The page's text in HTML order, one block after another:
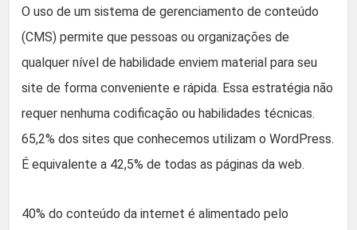
O uso de um sistema de gerenciamento de conteúdo
(CMS) permite que pessoas ou organizações de
qualquer nível de habilidade enviem material para seu
site de forma conveniente e rápida. Essa estratégia não
requer nenhuma codificação ou habilidades técnicas.
65,2% dos sites que conhecemos utilizam o WordPress.
É equivalente a 42,5% de todas as páginas da web.
40% do conteúdo da internet é alimentado pelo